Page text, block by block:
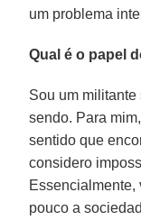
um problema
Qual é o papel
Sou um
sendo. Para
sentido que
considero
pouco a